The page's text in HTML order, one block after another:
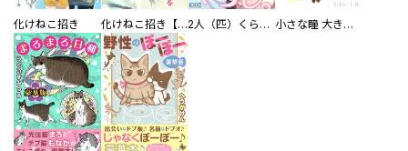
化けねこ招き 化けねこ招き【描きおろし付合冊版】 2人（匹）くらし。 小さな瞳 大きな鼓動